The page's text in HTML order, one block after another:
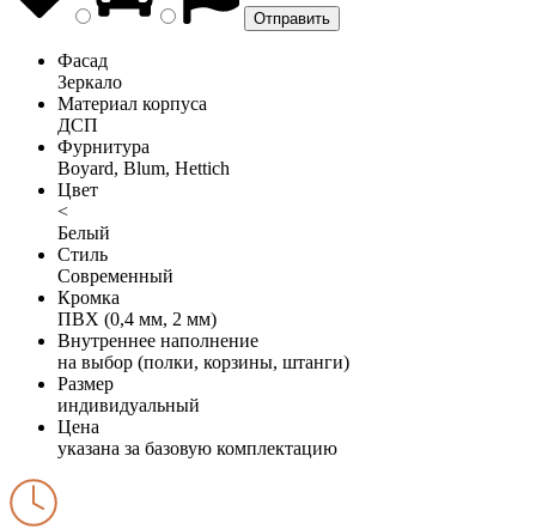
Фасад
Зеркало
Материал корпуса
ДСП
Фурнитура
Boyard, Blum, Hettich
Цвет
<
Белый
Стиль
Современный
Кромка
ПВХ (0,4 мм, 2 мм)
Внутреннее наполнение
на выбор (полки, корзины, штанги)
Размер
индивидуальный
Цена
указана за базовую комплектацию